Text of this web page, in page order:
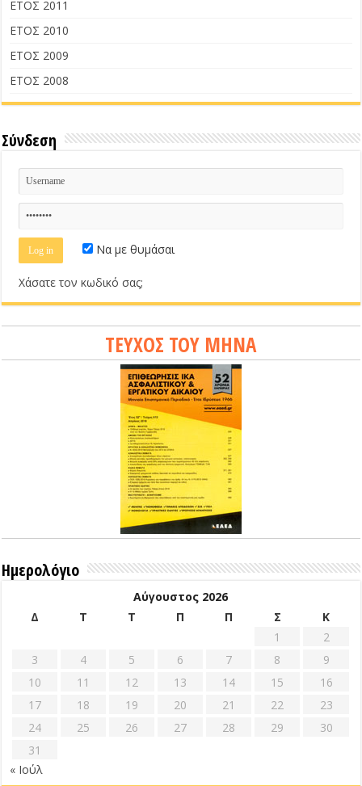
ΕΤΟΣ 2011
ΕΤΟΣ 2010
ΕΤΟΣ 2009
ΕΤΟΣ 2008
Σύνδεση
Να με θυμάσαι
Χάσατε τον κωδικό σας;
ΤΕΥΧΟΣ ΤΟΥ ΜΗΝΑ
Ημερολόγιο
Αύγουστος 2026
Δ
Τ Τ Π Π Σ
Κ
1
2
3
4 5 6 7 8
9
10
11 12 13 14 15
16
17
18 19 20 21 22
23
24
25 26 27 28 29
30
31
« Ιούλ